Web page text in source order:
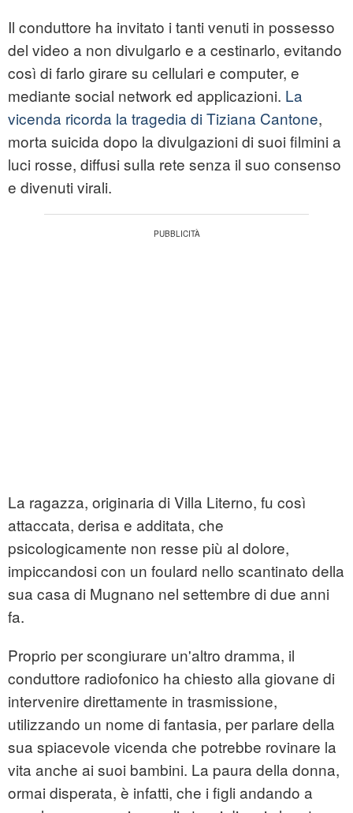
Il conduttore ha invitato i tanti venuti in possesso
del video a non divulgarlo e a cestinarlo, evitando
così di farlo girare su cellulari e computer, e
mediante social network ed applicazioni. La
vicenda ricorda la tragedia di Tiziana Cantone,
morta suicida dopo la divulgazioni di suoi filmini a
luci rosse, diffusi sulla rete senza il suo consenso
e divenuti virali.
La ragazza, originaria di Villa Literno, fu così
attaccata, derisa e additata, che
psicologicamente non resse più al dolore,
impiccandosi con un foulard nello scantinato della
sua casa di Mugnano nel settembre di due anni
fa.
Proprio per scongiurare un'altro dramma, il
conduttore radiofonico ha chiesto alla giovane di
intervenire direttamente in trasmissione,
utilizzando un nome di fantasia, per parlare della
sua spiacevole vicenda che potrebbe rovinare la
vita anche ai suoi bambini. La paura della donna,
ormai disperata, è infatti, che i figli andando a